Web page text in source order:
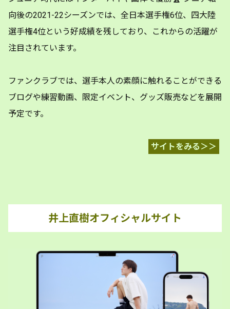
向後の2021-22シーズンでは、全日本選手権6位、四大陸
選手権4位という好成績を残しており、これからの活躍が
注目されています。
ファンクラブでは、選手本人の素顔に触れることができる
ブログや練習動画、限定イベント、グッズ販売などを展開
予定です。
サイトをみる＞＞
井上直樹オフィシャルサイト